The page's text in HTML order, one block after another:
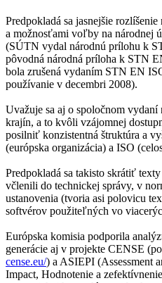
Predpokladá sa jasnejšie
a možnosťami voľby na národnej
(SÚTN vydal národnú prílohu k
pôvodná národná príloha k STN
bola zrušená vydaním STN EN
používanie v decembri 2008).
Uvažuje sa aj o spoločnom
krajín, a to kvôli vzájomnej
posilniť konzistentná štruktúra a
(európska organizácia) a ISO
Predpokladá sa takisto skrátiť
včlenili do technickej správy, v
ustanovenia (tvoria asi polovicu
softvérov použiteľných vo
Európska komisia podporila
generácie aj v projekte CENSE
cense.eu/) a ASIEPI (Assessment
Impact, Hodnotenie a